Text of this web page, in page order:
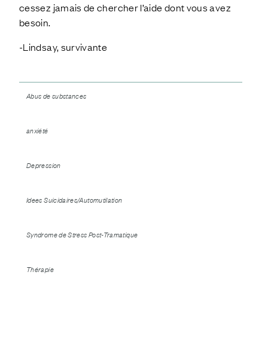
cessez jamais de chercher l’aide dont vous avez
besoin.
-Lindsay, survivante
Abus de substances
anxiété
Depression
Idees Suicidaires/Automutilation
Syndrome de Stress Post-Tramatique
Thérapie